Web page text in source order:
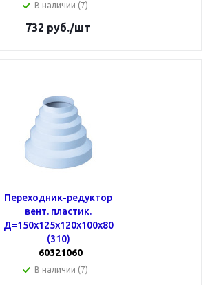
В наличии (7)
732 руб./шт
Переходник-редуктор
вент. пластик.
Д=150х125х120х100х80
(310)
60321060
В наличии (7)